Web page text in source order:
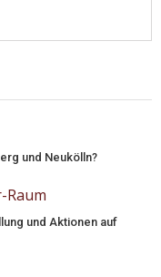
und Neukölln?
und Aktionen auf